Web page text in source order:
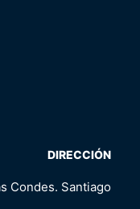
DIRECCIÓN
Condes. Santiago